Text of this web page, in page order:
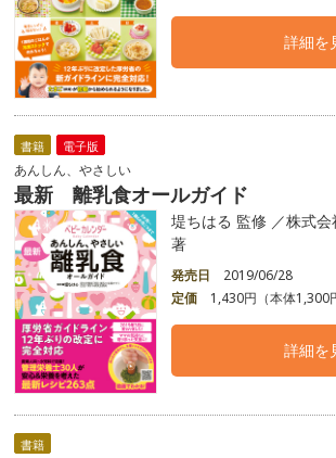
詳細を
書籍 電子版
あんしん、やさしい
最新 離乳食オールガイド
堤ちはる 監修 ／株式
著
発売日
2019/06/28
定価
1,430円（本体1,300
詳細を
書籍